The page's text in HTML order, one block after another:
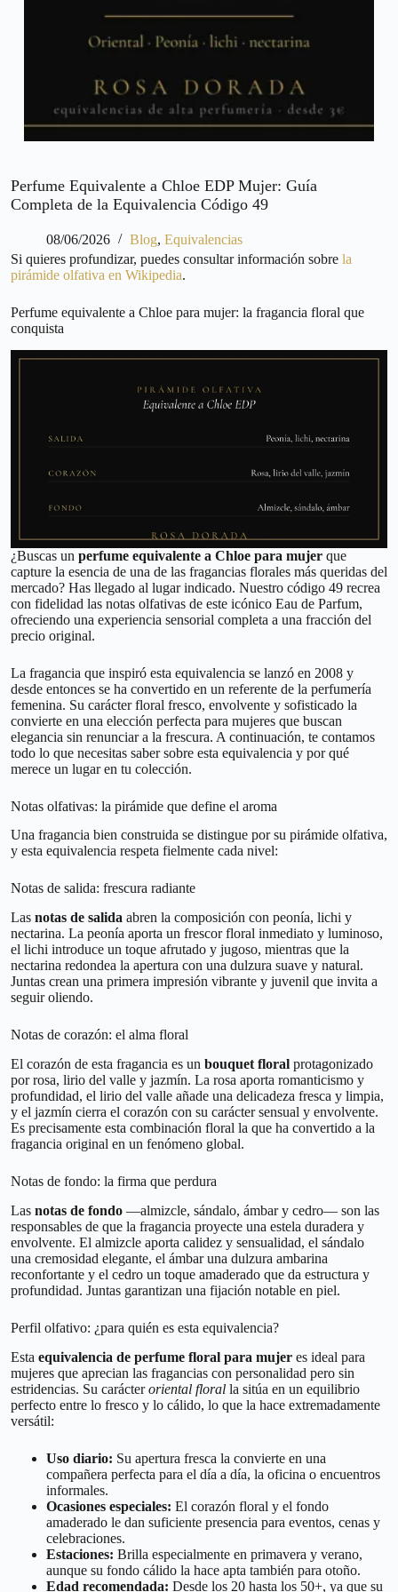
Perfume Equivalente a Chloe EDP Mujer: Guía
Completa de la Equivalencia Código 49
08/06/2026 Blog, Equivalencias
Si quieres profundizar, puedes consultar información sobre la
pirámide olfativa en Wikipedia.
Perfume equivalente a Chloe para mujer: la fragancia floral que
conquista
¿Buscas un perfume equivalente a Chloe para mujer que
capture la esencia de una de las fragancias florales más queridas del
mercado? Has llegado al lugar indicado. Nuestro código 49 recrea
con fidelidad las notas olfativas de este icónico Eau de Parfum,
ofreciendo una experiencia sensorial completa a una fracción del
precio original.
La fragancia que inspiró esta equivalencia se lanzó en 2008 y
desde entonces se ha convertido en un referente de la perfumería
femenina. Su carácter floral fresco, envolvente y sofisticado la
convierte en una elección perfecta para mujeres que buscan
elegancia sin renunciar a la frescura. A continuación, te contamos
todo lo que necesitas saber sobre esta equivalencia y por qué
merece un lugar en tu colección.
Notas olfativas: la pirámide que define el aroma
Una fragancia bien construida se distingue por su pirámide olfativa,
y esta equivalencia respeta fielmente cada nivel:
Notas de salida: frescura radiante
Las notas de salida abren la composición con peonía, lichi y
nectarina. La peonía aporta un frescor floral inmediato y luminoso,
el lichi introduce un toque afrutado y jugoso, mientras que la
nectarina redondea la apertura con una dulzura suave y natural.
Juntas crean una primera impresión vibrante y juvenil que invita a
seguir oliendo.
Notas de corazón: el alma floral
El corazón de esta fragancia es un bouquet floral protagonizado
por rosa, lirio del valle y jazmín. La rosa aporta romanticismo y
profundidad, el lirio del valle añade una delicadeza fresca y limpia,
y el jazmín cierra el corazón con su carácter sensual y envolvente.
Es precisamente esta combinación floral la que ha convertido a la
fragancia original en un fenómeno global.
Notas de fondo: la firma que perdura
Las notas de fondo —almizcle, sándalo, ámbar y cedro— son las
responsables de que la fragancia proyecte una estela duradera y
envolvente. El almizcle aporta calidez y sensualidad, el sándalo
una cremosidad elegante, el ámbar una dulzura ambarina
reconfortante y el cedro un toque amaderado que da estructura y
profundidad. Juntas garantizan una fijación notable en piel.
Perfil olfativo: ¿para quién es esta equivalencia?
Esta equivalencia de perfume floral para mujer es ideal para
mujeres que aprecian las fragancias con personalidad pero sin
estridencias. Su carácteroriental floral la sitúa en un equilibrio
perfecto entre lo fresco y lo cálido, lo que la hace extremadamente
versátil:
Uso diario: Su apertura fresca la convierte en una
compañera perfecta para el día a día, la oficina o encuentros
informales.
Ocasiones especiales: El corazón floral y el fondo
amaderado le dan suficiente presencia para eventos, cenas y
celebraciones.
Estaciones: Brilla especialmente en primavera y verano,
aunque su fondo cálido la hace apta también para otoño.
Edad recomendada: Desde los 20 hasta los 50+, ya que su